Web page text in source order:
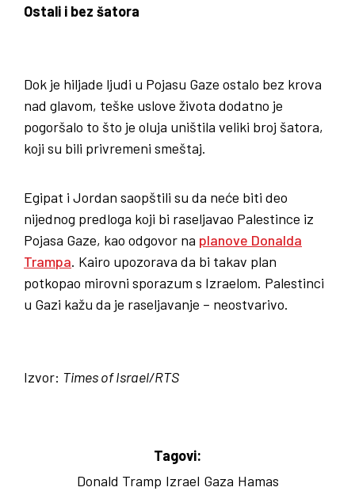
Ostali i bez šatora
Dok je hiljade ljudi u Pojasu Gaze ostalo bez krova
nad glavom, teške uslove života dodatno je
pogoršalo to što je oluja uništila veliki broj šatora,
koji su bili privremeni smeštaj.
Egipat i Jordan saopštili su da neće biti deo
nijednog predloga koji bi raseljavao Palestince iz
Pojasa Gaze, kao odgovor na planove Donalda
Trampa. Kairo upozorava da bi takav plan
potkopao mirovni sporazum s Izraelom. Palestinci
u Gazi kažu da je raseljavanje – neostvarivo.
Izvor: Times of Israel/RTS
Tagovi:
Donald Tramp Izrael Gaza Hamas